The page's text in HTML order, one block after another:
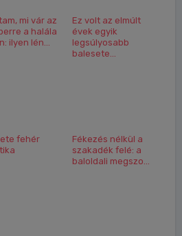
mi vár az
a halála
ilyen lén...
Ez volt az elmúlt
évek egyik
legsúlyosabb
balesete...
fehér
Fékezés nélkül a
szakadék felé: a
baloldali megszo...